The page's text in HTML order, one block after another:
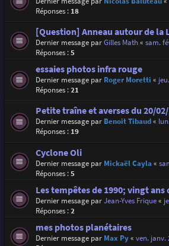
Réponses : 18
[Question] Anneau autour de la
Dernier message parGilles Math« sam.
Réponses :5
essaies photos infra rouge
Dernier message par Roger Moretti «
Réponses :21
Petite traîne et averses du 20/
Dernier message par Benoit Tibaud«
Réponses : 19
Cyclone Oli
Dernier message par Mickaël Cayla «
Réponses :5
Les tempêtes de 1990; vingt ans
Dernier message parJean-Yves Frique«
Réponses :2
mes photos planétaires
Dernier message par Max Py« ven. janv.